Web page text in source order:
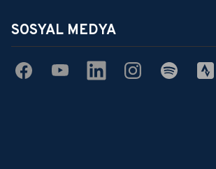
SOSYAL MEDYA